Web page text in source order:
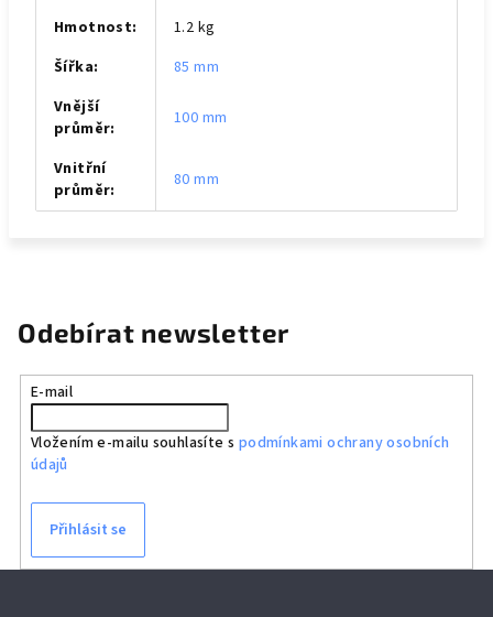
Hmotnost:
1.2 kg
Šířka:
85 mm
Vnější
průměr: 100 mm
Vnitřní
průměr: 80 mm
Odebírat newsletter
E-mail
Vložením e-mailu souhlasíte s podmínkami ochrany osobních
údajů
Přihlásit se